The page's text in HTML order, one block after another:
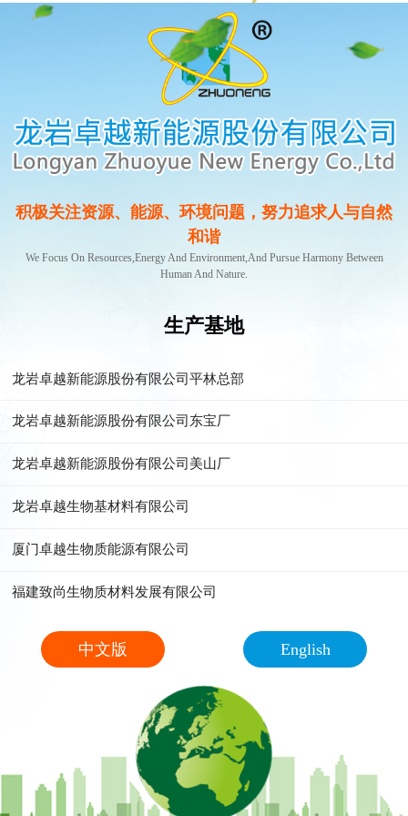
积极关注资源、能源、环境问题，努力追求人与自然
和谐
We Focus On Resources,energy And Environment,and Pursue Harmony Between
Human And Nature.
生产基地
龙岩卓越新能源股份有限公司平林总部
龙岩卓越新能源股份有限公司东宝厂
龙岩卓越新能源股份有限公司美山厂
龙岩卓越生物基材料有限公司
厦门卓越生物质能源有限公司
福建致尚生物质材料发展有限公司
中文版 English